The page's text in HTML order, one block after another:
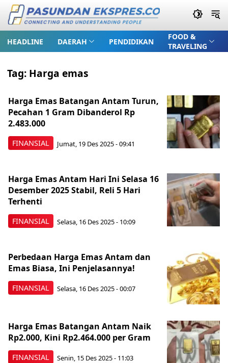
HEADLINE DAERAH PENDIDIKAN
FOOD &
TRAVELING
Tag: Harga emas
FINANSIAL
Harga Emas Batangan Antam Turun,
Pecahan 1 Gram Dibanderol Rp
2.483.000
Jumat, 19 Des 2025 - 09:41
FINANSIAL
Harga Emas Antam Hari Ini Selasa 16
Desember 2025 Stabil, Reli 5 Hari
Terhenti
Selasa, 16 Des 2025 - 10:09
FINANSIAL
Perbedaan Harga Emas Antam dan
Emas Biasa, Ini Penjelasannya!
Selasa, 16 Des 2025 - 00:07
FINANSIAL
Harga Emas Batangan Antam Naik
Rp2.000, Kini Rp2.464.000 per Gram
Senin, 15 Des 2025 - 11:03